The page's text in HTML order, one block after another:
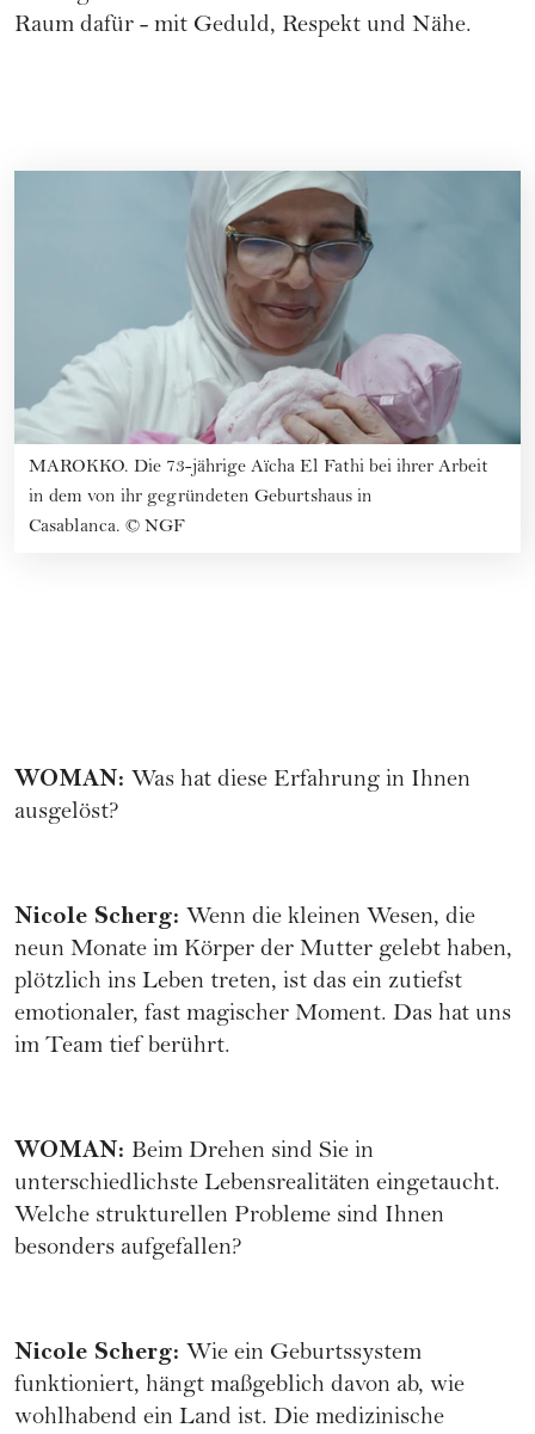
Raum dafür - mit Geduld, Respekt und Nähe.
MAROKKO. Die 73-jährige Aïcha El Fathi bei ihrer Arbeit
in dem von ihr gegründeten Geburtshaus in
Casablanca. © NGF
WOMAN: Was hat diese Erfahrung in Ihnen
ausgelöst?
Nicole Scherg: Wenn die kleinen Wesen, die
neun Monate im Körper der Mutter gelebt haben,
plötzlich ins Leben treten, ist das ein zutiefst
emotionaler, fast magischer Moment. Das hat uns
im Team tief berührt.
WOMAN: Beim Drehen sind Sie in
unterschiedlichste Lebensrealitäten eingetaucht.
Welche strukturellen Probleme sind Ihnen
besonders aufgefallen?
Nicole Scherg: Wie ein Geburtssystem
funktioniert, hängt maßgeblich davon ab, wie
wohlhabend ein Land ist. Die medizinische